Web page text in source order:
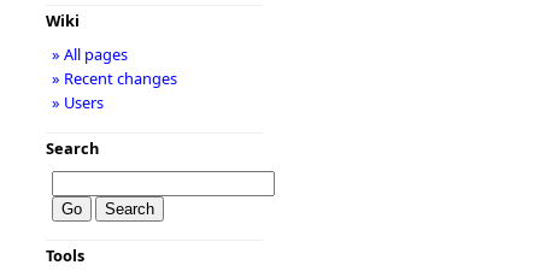
Wiki
» All pages
» Recent changes
» Users
Search
Tools